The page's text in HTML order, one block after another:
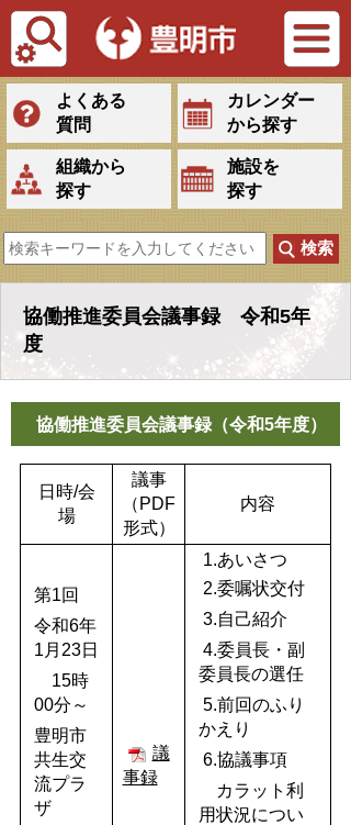
Tiếng Việt
よくある
質問
カレンダー
から探す
組織から
探す
施設を
探す
協働推進委員会議事録 令和5年
度
協働推進委員会議事録（令和5年度）
日時/会
場
議事
（PDF
形式）
内容
第1回
令和6年
1月23日
15時
00分～
豊明市
共生交
流プラ
ザ
議
事録
1.あいさつ
2.委嘱状交付
3.自己紹介
4.委員長・副
委員長の選任
5.前回のふり
かえり
6.協議事項
カラット利
用状況につい